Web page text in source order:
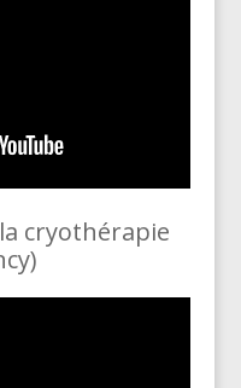
cryothérapie